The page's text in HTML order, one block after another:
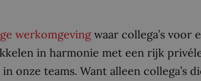
werkomgeving waar collega’s voor
in harmonie met een rijk
onze teams. Want alleen collega’s